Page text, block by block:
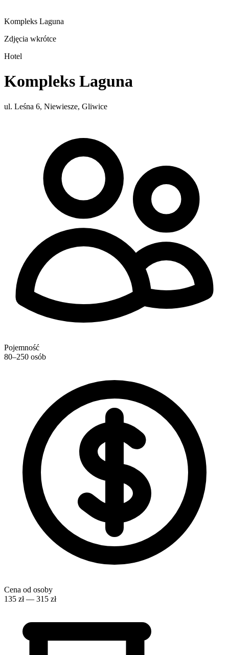
Kompleks Laguna
Zdjęcia wkrótce
Hotel
Kompleks Laguna
ul. Leśna 6, Niewiesze, Gliwice
Pojemność
80–250 osób
Cena od osoby
135 zł — 315 zł